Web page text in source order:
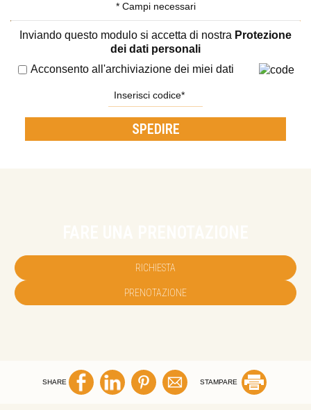
* Campi necessari
Inviando questo modulo si accetta di nostra Protezione
dei dati personali
Acconsento all'archiviazione dei miei dati
SPEDIRE
RICHIESTA
PRENOTAZIONE
SHARE STAMPARE